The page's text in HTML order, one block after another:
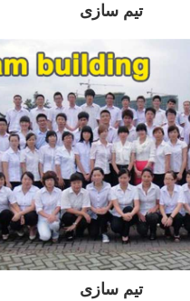
تیم سازی
تیم سازی